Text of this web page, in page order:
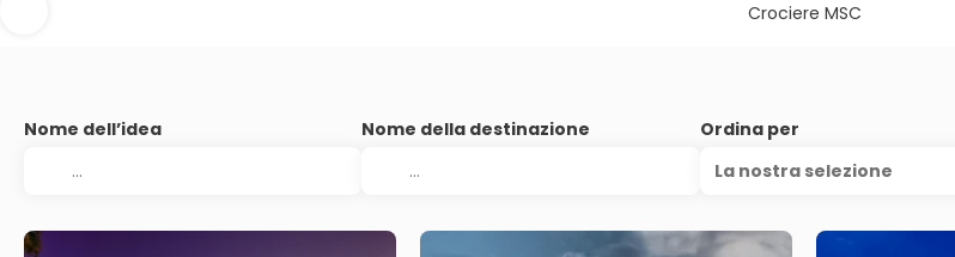
Crociere MSC
Nome dell’idea Nome della destinazione
Ordina per
La nostra selezione